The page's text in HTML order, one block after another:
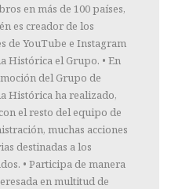
en más de 100 países,
es creador de los
de YouTube e Instagram
Histórica el Grupo. • En
del Grupo de
Histórica ha realizado,
el resto del equipo de
muchas acciones
destinadas a los
• Participa de manera
en multitud de